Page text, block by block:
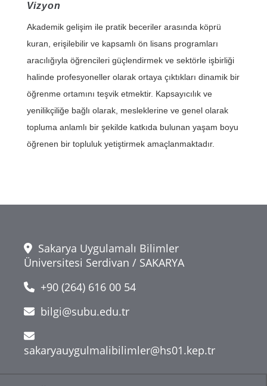
Vizyon
Akademik gelişim ile pratik beceriler arasında köprü
kuran, erişilebilir ve kapsamlı ön lisans programları
aracılığıyla öğrencileri güçlendirmek ve sektörle işbirliği
halinde profesyoneller olarak ortaya çıktıkları dinamik bir
öğrenme ortamını teşvik etmektir. Kapsayıcılık ve
yenilikçiliğe bağlı olarak, mesleklerine ve genel olarak
topluma anlamlı bir şekilde katkıda bulunan yaşam boyu
öğrenen bir topluluk yetiştirmek amaçlanmaktadır.
Sakarya Uygulamalı Bilimler
Üniversitesi Serdivan / SAKARYA
+90 (264) 616 00 54
bilgi@subu.edu.tr
sakaryauygulmalibilimler@hs01.kep.tr